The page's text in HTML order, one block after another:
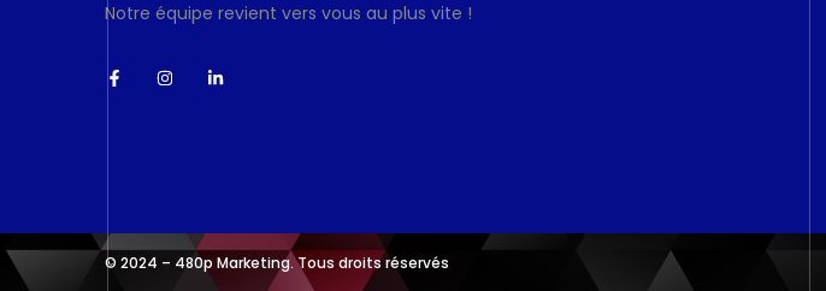
Notre équipe revient vers vous au plus vite !
© 2024 – 480p Marketing. Tous droits réservés